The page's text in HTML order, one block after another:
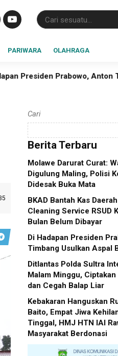
PARIWARA OLAHRAGA
Anton Timbang Usulkan Aspal
Cari
Berita Terbaru
Molawe Darurat Curat:
Digulung Maling, Polisi
Didesak Buka Mata
BKAD Bantah Kas
Cleaning Service RSUD
Bulan Belum Dibayar
Di Hadapan Presiden
Timbang Usulkan Aspal
Ditlantas Polda Sultra
Malam Minggu,
dan Cegah Balap Liar
Kebakaran Hanguskan
Baito, Empat Jiwa
Tinggal, HMJ HTN IAI
Masyarakat Berdonasi